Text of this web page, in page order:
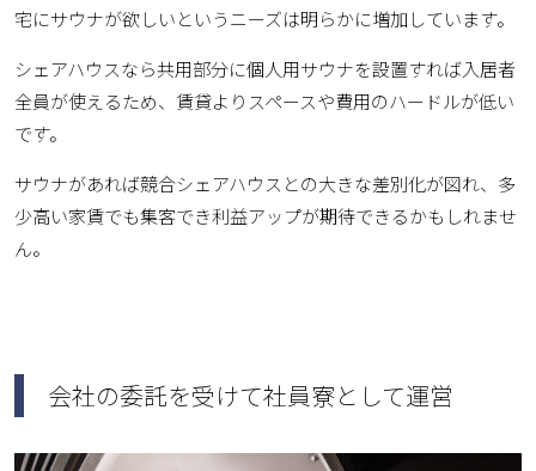
宅にサウナが欲しいというニーズは明らかに増加しています。
シェアハウスなら共用部分に個人用サウナを設置すれば入居者
全員が使えるため、賃貸よりスペースや費用のハードルが低い
です。
サウナがあれば競合シェアハウスとの大きな差別化が図れ、多
少高い家賃でも集客でき利益アップが期待できるかもしれませ
ん。
会社の委託を受けて社員寮として運営